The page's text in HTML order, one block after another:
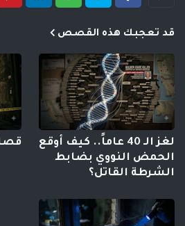
قد تعجبك هذه القصص
لغز الـ 40 عاماً.. كيف أوقع
الحمض النووي بضابط
الشرطة القاتل؟